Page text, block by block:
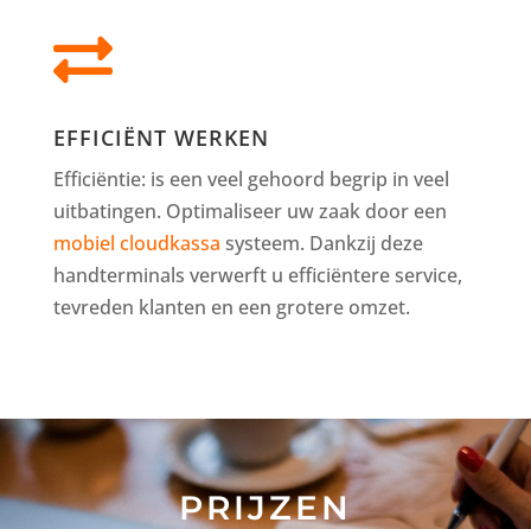

EFFICIËNT WERKEN
Efficiëntie: is een veel gehoord begrip in veel
uitbatingen. Optimaliseer uw zaak door een
mobiel cloudkassa systeem. Dankzij deze
handterminals verwerft u efficiëntere service,
tevreden klanten en een grotere omzet.
PRIJZEN